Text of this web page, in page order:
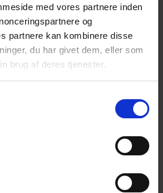
med vores partnere inden
og
partnere kan kombinere disse
du har givet dem, eller som
brug af deres tjenester.
en ligne et haut rendement